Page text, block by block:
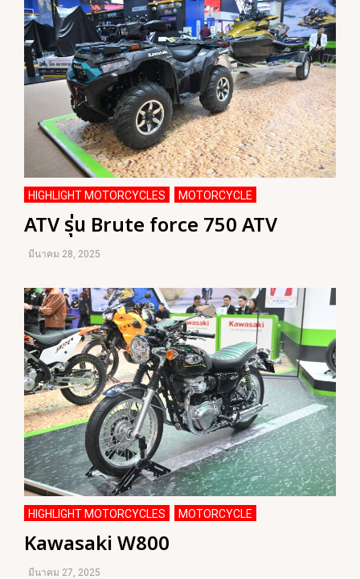
HIGHLIGHT MOTORCYCLES MOTORCYCLE
ATV รุ่น Brute force 750 ATV
มีนาคม 28, 2025
HIGHLIGHT MOTORCYCLES MOTORCYCLE
Kawasaki W800
มีนาคม 27, 2025